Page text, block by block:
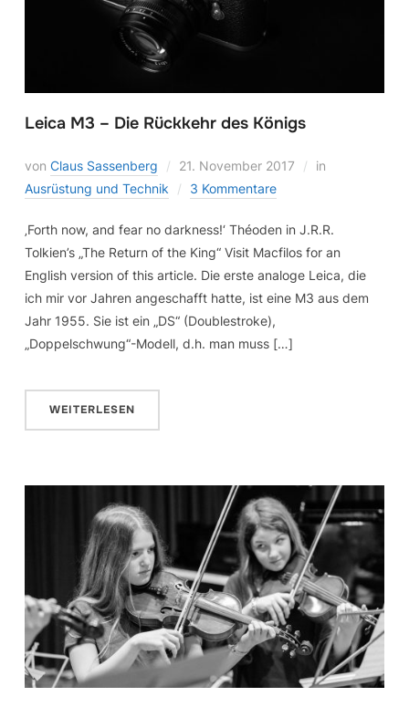
Leica M3 – Die Rückkehr des Königs
von Claus Sassenberg 21. November 2017
in
Ausrüstung und Technik
3 Kommentare
‚Forth now, and fear no darkness!‘ Théoden in J.R.R.
Tolkien’s „The Return of the King“ Visit Macfilos for an
English version of this article. Die erste analoge Leica, die
ich mir vor Jahren angeschafft hatte, ist eine M3 aus dem
Jahr 1955. Sie ist ein „DS“ (Doublestroke),
„Doppelschwung“-Modell, d.h. man muss […]
WEITERLESEN